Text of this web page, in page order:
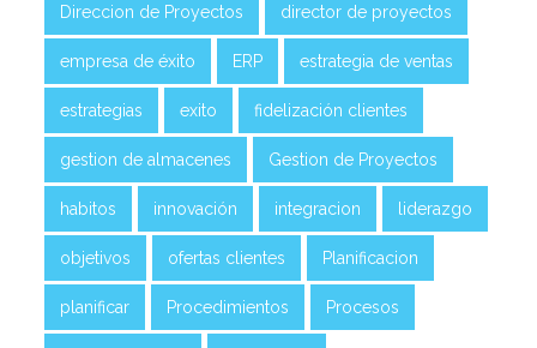
Direccion de Proyectos director de proyectos
empresa de éxito ERP estrategia de ventas
estrategias exito fidelización clientes
gestion de almacenes Gestion de Proyectos
habitos innovación integracion liderazgo
objetivos ofertas clientes Planificacion
planificar Procedimientos Procesos